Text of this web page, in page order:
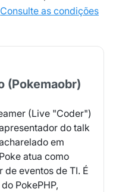
Consulte as condições
(Pokemaobr)
(Live "Coder")
do talk
em
atua como
eventos de TI. É
PokePHP,